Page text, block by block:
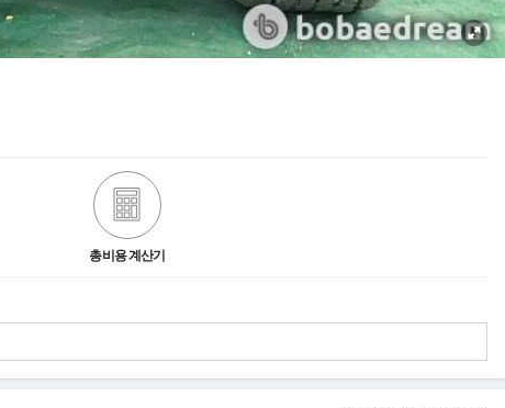
총비용 계산기